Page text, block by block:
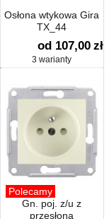
Osłona wtykowa Gira
TX_44
od 107,00 zł
3 warianty
Polecamy
Gn. poj. z/u z
przesłoną